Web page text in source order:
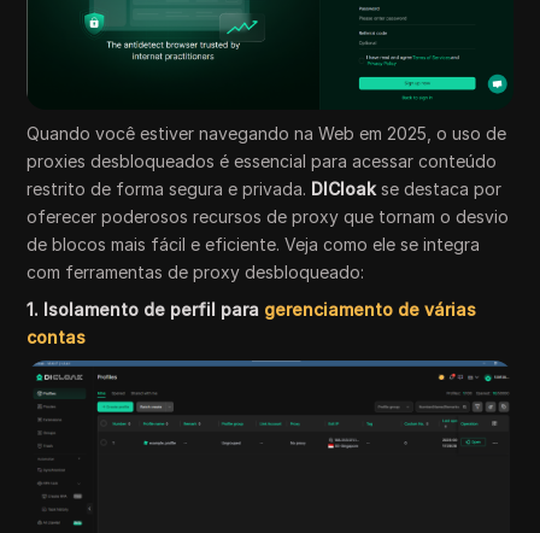
Quando você estiver navegando na Web em 2025, o uso de
proxies desbloqueados é essencial para acessar conteúdo
restrito de forma segura e privada. DICloak se destaca por
oferecer poderosos recursos de proxy que tornam o desvio
de blocos mais fácil e eficiente. Veja como ele se integra
com ferramentas de proxy desbloqueado:
1. Isolamento de perfil para gerenciamento de várias
contas